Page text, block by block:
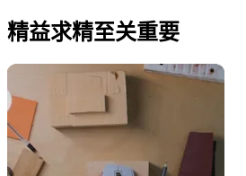
精益求精至关重要